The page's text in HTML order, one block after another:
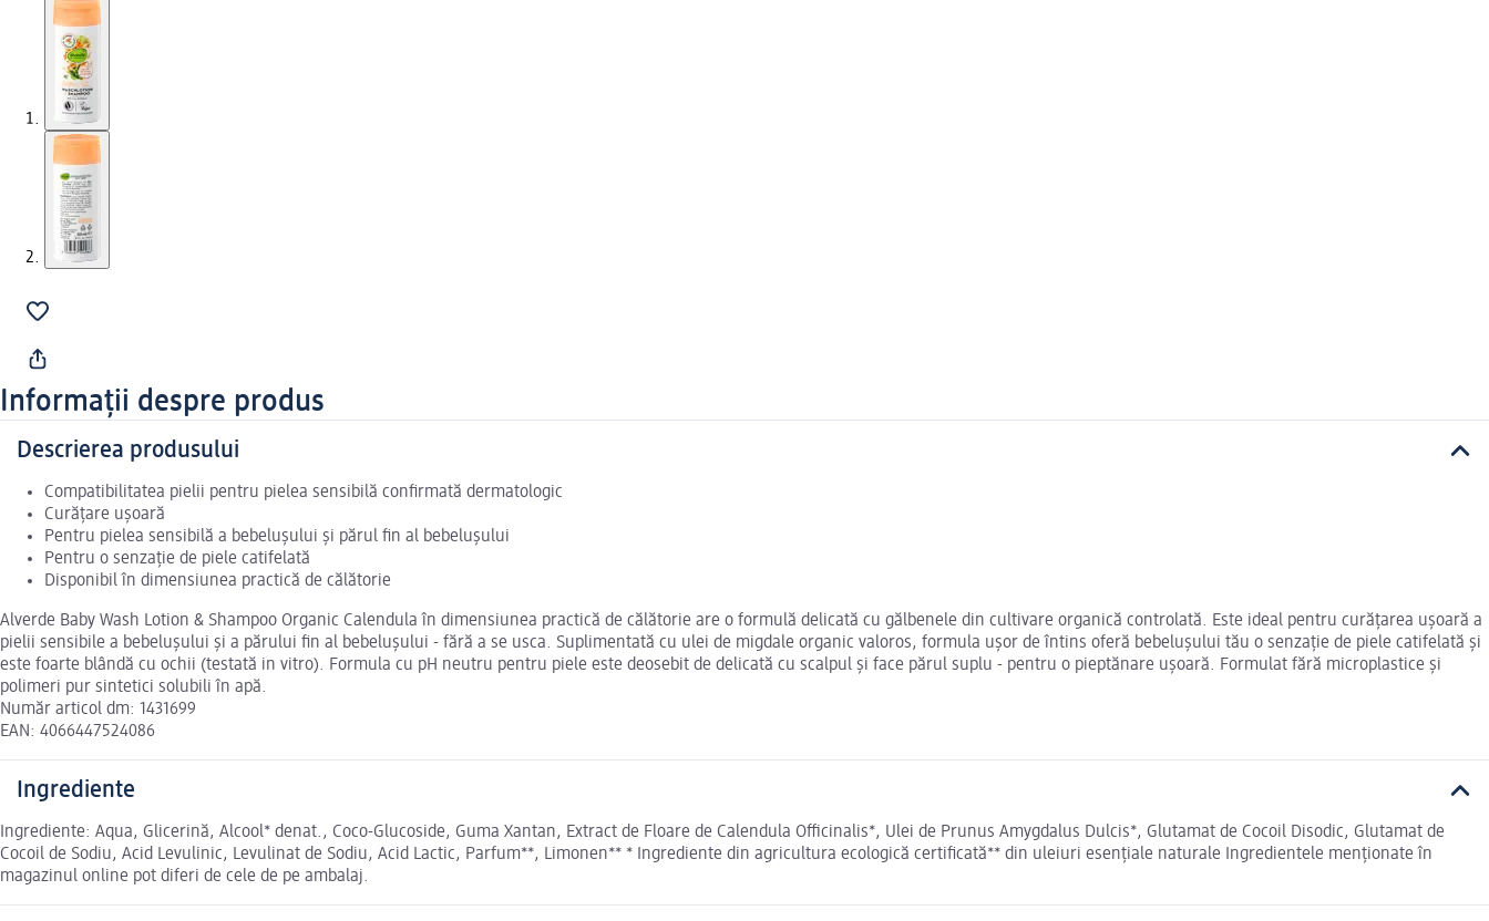
Informații despre produs
Descrierea produsului
Compatibilitatea pielii pentru pielea sensibilă confirmată dermatologic
Curățare ușoară
Pentru pielea sensibilă a bebelușului și părul fin al bebelușului
Pentru o senzație de piele catifelată
Disponibil în dimensiunea practică de călătorie
Alverde Baby Wash Lotion & Shampoo Organic Calendula în dimensiunea practică de călătorie are o formulă delicată cu gălbenele din cultivare organică controlată. Este ideal pentru curățarea ușoară a
pielii sensibile a bebelușului și a părului fin al bebelușului - fără a se usca. Suplimentată cu ulei de migdale organic valoros, formula ușor de întins oferă bebelușului tău o senzație de piele catifelată și
este foarte blândă cu ochii (testată in vitro). Formula cu pH neutru pentru piele este deosebit de delicată cu scalpul și face părul suplu - pentru o pieptănare ușoară. Formulat fără microplastice și
polimeri pur sintetici solubili în apă.
Număr articol dm: 1431699
EAN: 4066447524086
Ingrediente
Ingrediente: Aqua, Glicerină, Alcool* denat., Coco-Glucoside, Guma Xantan, Extract de Floare de Calendula Officinalis*, Ulei de Prunus Amygdalus Dulcis*, Glutamat de Cocoil Disodic, Glutamat de
Cocoil de Sodiu, Acid Levulinic, Levulinat de Sodiu, Acid Lactic, Parfum**, Limonen** * Ingrediente din agricultura ecologică certificată** din uleiuri esențiale naturale Ingredientele menționate în
magazinul online pot diferi de cele de pe ambalaj.